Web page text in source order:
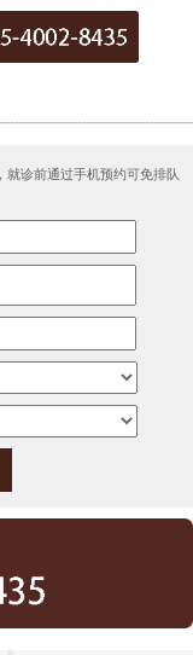
就诊前通过手机预约可免排队